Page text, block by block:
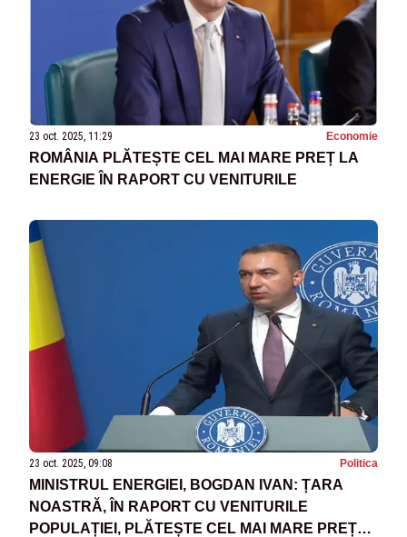
23 oct. 2025, 11:29 Economie
ROMÂNIA PLĂTEȘTE CEL MAI MARE PREȚ LA
ENERGIE ÎN RAPORT CU VENITURILE
23 oct. 2025, 09:08 Politica
MINISTRUL ENERGIEI, BOGDAN IVAN: ȚARA
NOASTRĂ, ÎN RAPORT CU VENITURILE
POPULAȚIEI, PLĂTEȘTE CEL MAI MARE PREȚ